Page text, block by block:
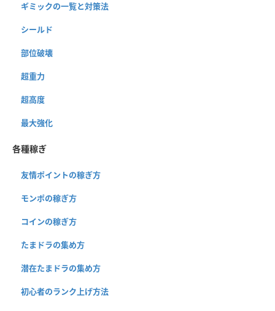
ギミックの一覧と対策法
シールド
部位破壊
超重力
超高度
最大強化
各種稼ぎ
友情ポイントの稼ぎ方
モンポの稼ぎ方
コインの稼ぎ方
たまドラの集め方
潜在たまドラの集め方
初心者のランク上げ方法